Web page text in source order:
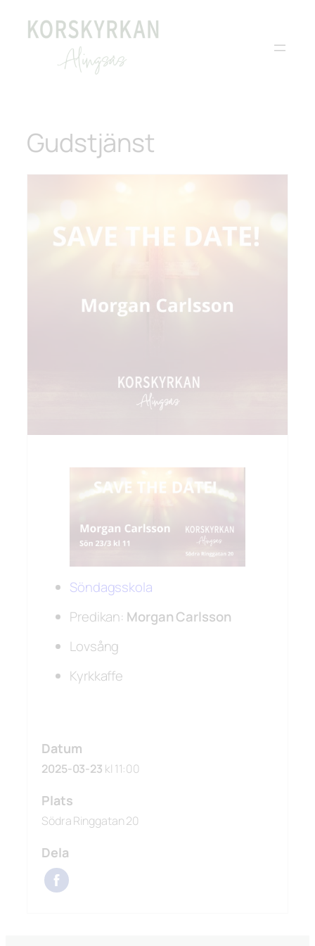
Gudstjänst
Söndagsskola
Predikan: Morgan Carlsson
Lovsång
Kyrkkaffe
Datum
2025-03-23 kl 11:00
Plats
Södra Ringgatan 20
Dela